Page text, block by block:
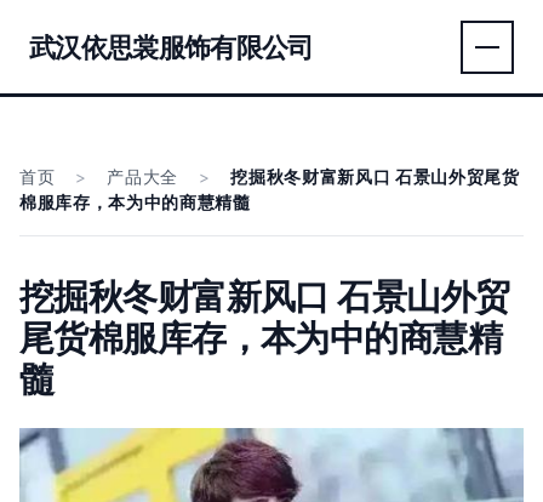
武汉依思裳服饰有限公司
首页 > 产品大全 >
挖掘秋冬财富新风口 石景山外贸尾货
棉服库存，本为中的商慧精髓
挖掘秋冬财富新风口 石景山外贸
尾货棉服库存，本为中的商慧精
髓